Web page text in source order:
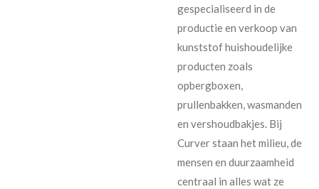
gespecialiseerd in de
productie en verkoop van
kunststof huishoudelijke
producten zoals
opbergboxen,
prullenbakken, wasmanden
en vershoudbakjes. Bij
Curver staan het milieu, de
mensen en duurzaamheid
centraal in alles wat ze